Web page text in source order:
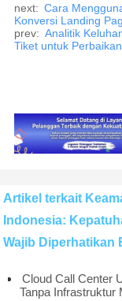
next: Cara
Konversi Landing
prev: Analitik
Tiket untuk
Artikel terkait
Indonesia:
Wajib Diperhatikan
Cloud Call Center
Tanpa Infrastruktur